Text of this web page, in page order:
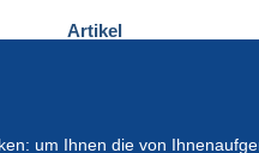
um Ihnen die von
Artikel